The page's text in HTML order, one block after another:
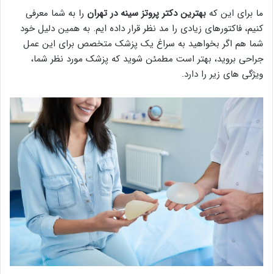
ما برای این که بهترين دكتر پروتز سينه در تهران را به شما معرفی
کنیم، فاکتورهای زیادی را مد نظر قرار داده ایم. به همین دلیل خود
شما هم اگر بخواهید به سراغ یک پزشک متخصص برای این عمل
جراحی بروید، بهتر است مطمئن شوید که پزشک مورد نظر شما،
ویژگی های زیر را دارد.